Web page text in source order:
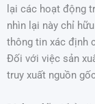
lại các hoạt động
nhìn lại này chỉ
thông tin xác định
Đối với việc sản
truy xuất nguồn